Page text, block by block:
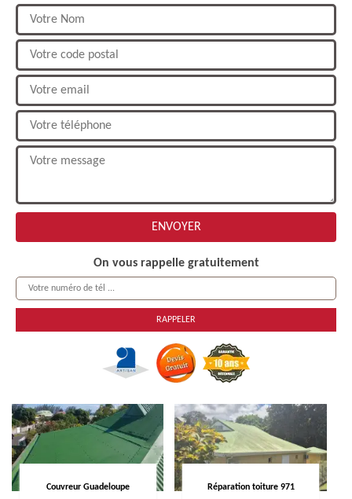
On vous rappelle gratuitement
Couvreur Guadeloupe Réparation toiture 971